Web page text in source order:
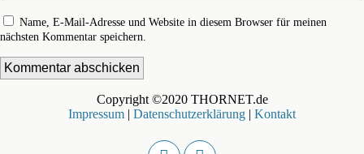
Name, E-Mail-Adresse und Website in diesem Browser für meinen
nächsten Kommentar speichern.
Copyright ©2020 THORNET.de
Impressum | Datenschutzerklärung | Kontakt